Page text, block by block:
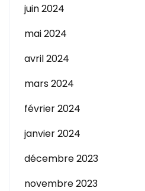
juin 2024
mai 2024
avril 2024
mars 2024
février 2024
janvier 2024
décembre 2023
novembre 2023